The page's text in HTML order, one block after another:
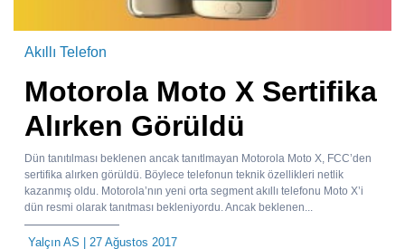
Akıllı Telefon
Motorola Moto X Sertifika
Alırken Görüldü
Dün tanıtılması beklenen ancak tanıtlmayan Motorola Moto X, FCC’den
sertifika alırken görüldü. Böylece telefonun teknik özellikleri netlik
kazanmış oldu. Motorola’nın yeni orta segment akıllı telefonu Moto X’i
dün resmi olarak tanıtması bekleniyordu. Ancak beklenen...
Yalçın AS | 27 Ağustos 2017